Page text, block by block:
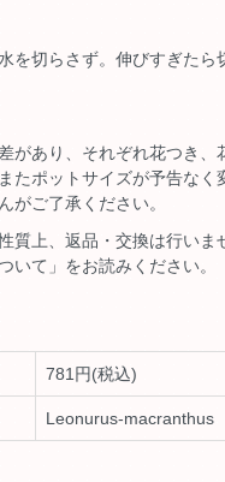
を切らさず。伸びすぎたら
があり、それぞれ花つき、
たポットサイズが予告なく
がご了承ください。
質上、返品・交換は行いま
いて」をお読みください。
781円(税込)
Leonurus-macranthus